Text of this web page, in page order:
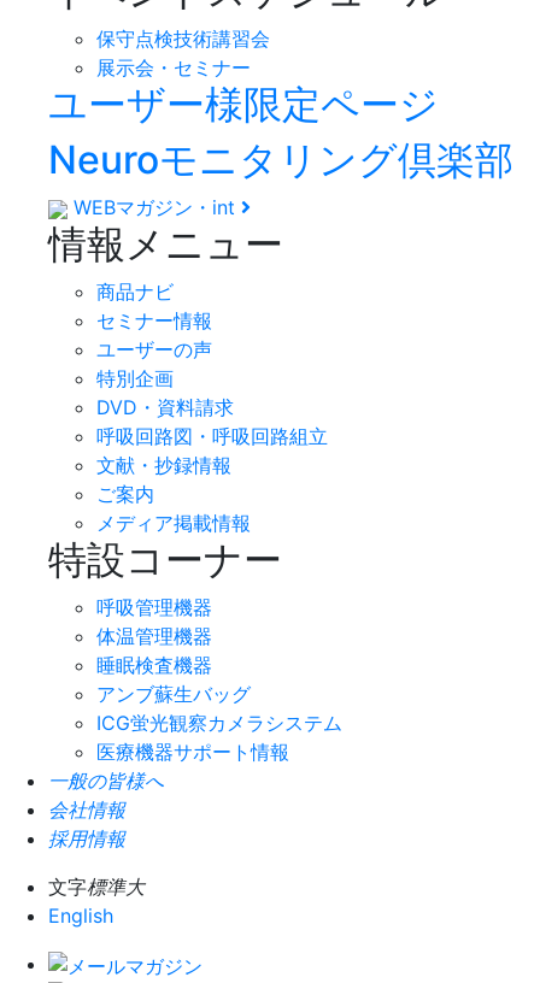
保守点検技術講習会
展示会・セミナー
ユーザー様限定ページ
Neuroモニタリング倶楽部
WEBマガジン・int
情報メニュー
商品ナビ
セミナー情報
ユーザーの声
特別企画
DVD・資料請求
呼吸回路図・呼吸回路組立
文献・抄録情報
ご案内
メディア掲載情報
特設コーナー
呼吸管理機器
体温管理機器
睡眠検査機器
アンブ蘇生バッグ
ICG蛍光観察カメラシステム
医療機器サポート情報
一般の皆様へ
会社情報
採用情報
文字標準大
English